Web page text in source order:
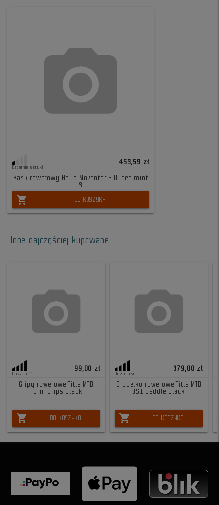
Ostatnie sztuki
453,59 zł
Kask rowerowy Abus Moventor 2.0 iced mint
S
shopping_cart DO KOSZYKA
Inne najczęściej kupowane
Duża ilość
99,00 zł
Gripy rowerowe Title MTB
Form Grips black
shopping_cart DO KOSZYKA
Duża ilość
379,00 zł
Siodełko rowerowe Title MTB
JS1 Saddle black
shopping_cart DO KOSZYKA